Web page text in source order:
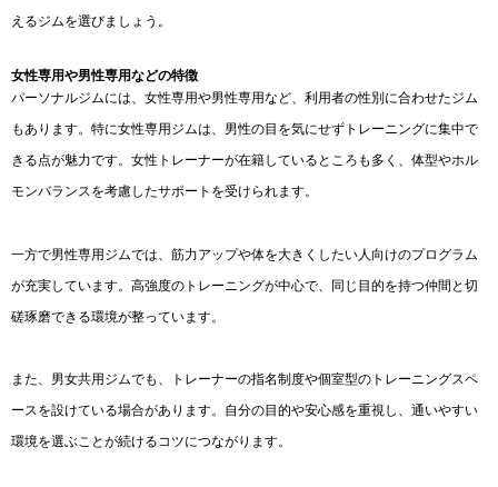
えるジムを選びましょう。
女性専用や男性専用などの特徴
パーソナルジムには、女性専用や男性専用など、利用者の性別に合わせたジム
もあります。特に女性専用ジムは、男性の目を気にせずトレーニングに集中で
きる点が魅力です。女性トレーナーが在籍しているところも多く、体型やホル
モンバランスを考慮したサポートを受けられます。
一方で男性専用ジムでは、筋力アップや体を大きくしたい人向けのプログラム
が充実しています。高強度のトレーニングが中心で、同じ目的を持つ仲間と切
磋琢磨できる環境が整っています。
また、男女共用ジムでも、トレーナーの指名制度や個室型のトレーニングスペ
ースを設けている場合があります。自分の目的や安心感を重視し、通いやすい
環境を選ぶことが続けるコツにつながります。